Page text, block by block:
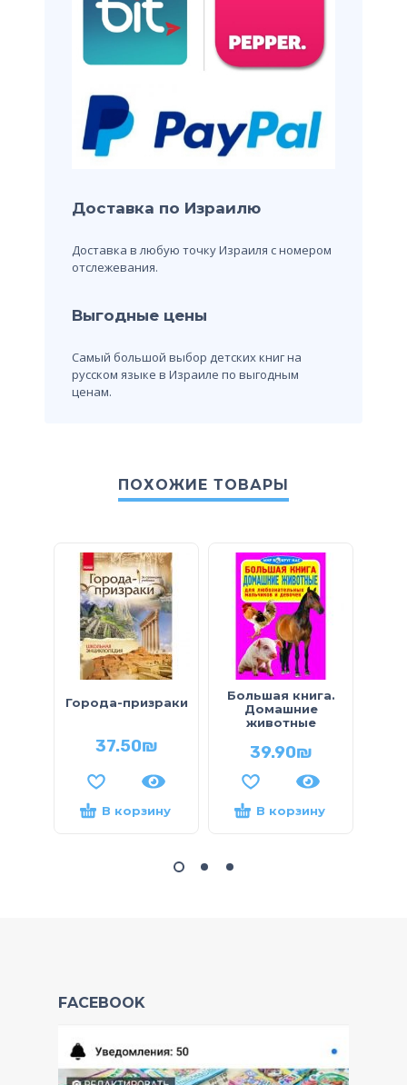
Доставка по Израилю
Доставка в любую точку Израиля с номером
отслежевания.
Выгодные цены
Самый большой выбор детских книг на
русском языке в Израиле по выгодным
ценам.
ПОХОЖИЕ ТОВАРЫ
Города-призраки
37.50₪
В корзину
Большая книга.
Домашние
животные
39.90₪
В корзину
FACEBOOK